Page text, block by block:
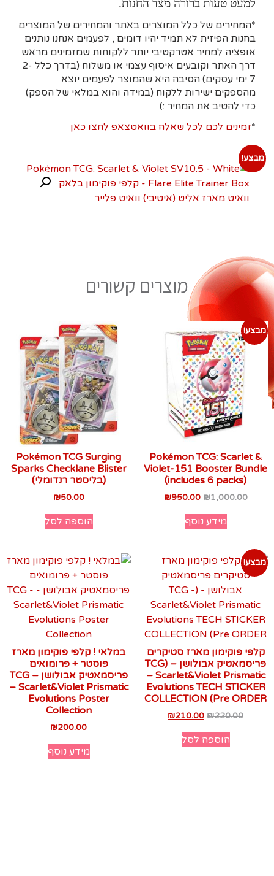
למעט טעות ברורה מצד החנות.
*המחירים של כלל המוצרים באתר והמחירים של המוצרים
בחנות הפיזית לא תמיד יהיו דומים , לפעמים אנחנו נותנים
אופציה למחיר אטרקטיבי יותר ללקוחות שמזמינים מראש
דרך האתר וקובעים איסוף עצמי או משלוח (בדרך כלל 2-
7 ימי עסקים)
הסיבה היא שהמוצר לפעמים יוצא
מהספקים ישירות ללקוח (במידה והוא במלאי של הספק)
כדי להטיב את המחיר :)
*זמינים לכם לכל שאלה בוואטצאפ לחצו כאן
מבצע!
מוצרים קשורים
מבצע!
Pokémon TCG: Scarlet &
Violet-151 Booster Bundle
(includes 6 packs)
₪1,000.00
₪950.00
מידע נוסף
Pokémon TCG Surging
Sparks Checklane Blister
(בליסטר רנדומלי)
₪50.00
הוספה לסל
מבצע!
קלפי פוקימון מארז סטיקרים
פריסמאטיק אבולושן – (TCG
– Scarlet&Violet Prismatic
Evolutions TECH STICKER
COLLECTION (Pre ORDER
₪220.00
₪210.00
הוספה לסל
במלאי ! קלפי פוקימון מארז
פוסטר + פרומואים
פריסמאטיק אבולושן – TCG
– Scarlet&Violet Prismatic
Evolutions Poster
Collection
₪200.00
מידע נוסף